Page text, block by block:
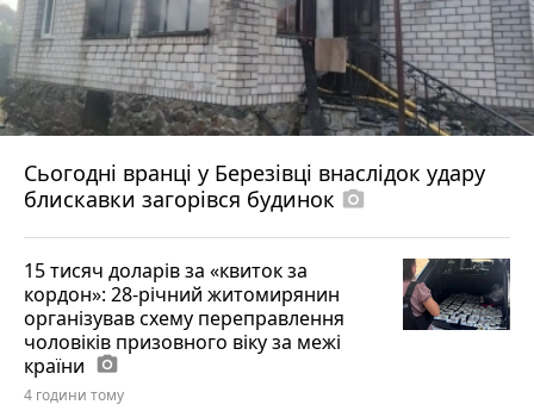
Сьогодні вранці у Березівці внаслідок удару
блискавки загорівся будинок photo_camera
15 тисяч доларів за «квиток за
кордон»: 28-річний житомирянин
організував схему переправлення
чоловіків призовного віку за межі
країни photo_camera
4 години тому